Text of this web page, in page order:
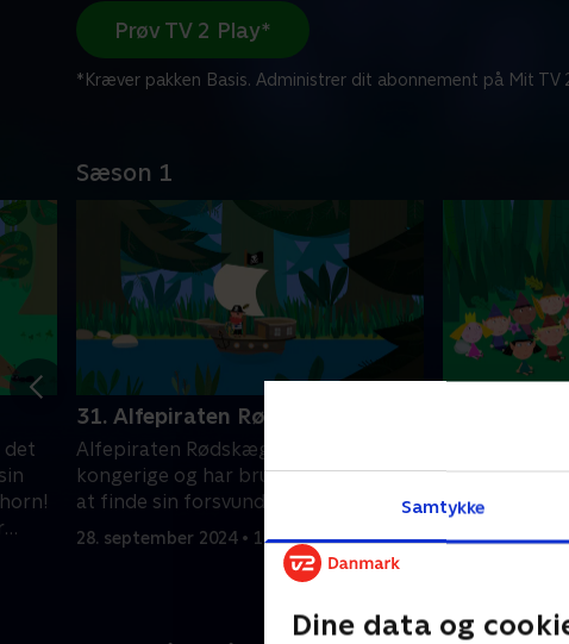
Samtykke
Dine data og
Prøv TV 2 Play*
*Kræver pakken Basis. Administrer dit abonnement på Mit TV
Sæson 1
det
31. Alfepiraten Rødskæg
Alfepiraten Rødskæg besøger det lille
kongerige og har brug for hjælp med
at finde sin forsvundne skat.
28. september 2024 • 11 min
fra skole for
hun bliver